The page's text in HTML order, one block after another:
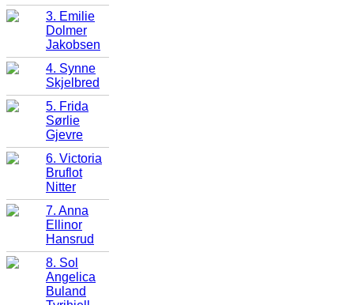
3. Emilie
Dolmer
Jakobsen
4. Synne
Skjelbred
5. Frida
Sørlie
Gjevre
6. Victoria
Bruflot
Nitter
7. Anna
Ellinor
Hansrud
8. Sol
Angelica
Buland